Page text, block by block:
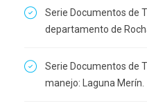
Serie Documentos de
departamento de
Serie Documentos de
manejo: Laguna Merín.